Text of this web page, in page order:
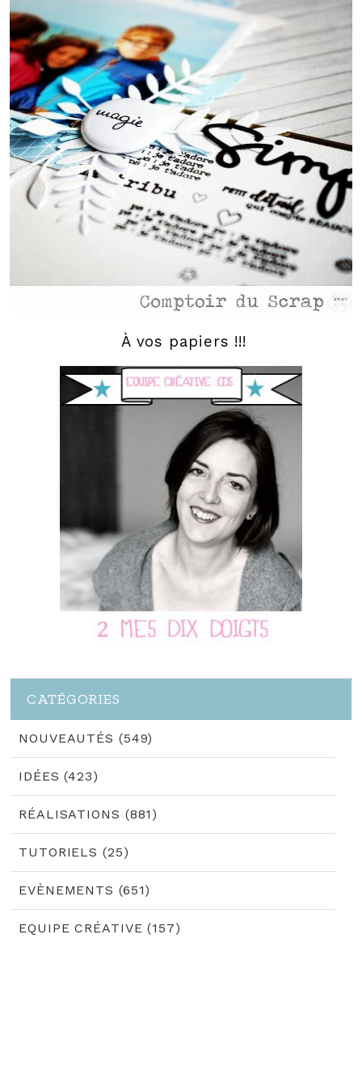
À vos papiers !!!
CATÉGORIES
NOUVEAUTÉS (549)
IDÉES (423)
RÉALISATIONS (881)
TUTORIELS (25)
EVÈNEMENTS (651)
EQUIPE CRÉATIVE (157)